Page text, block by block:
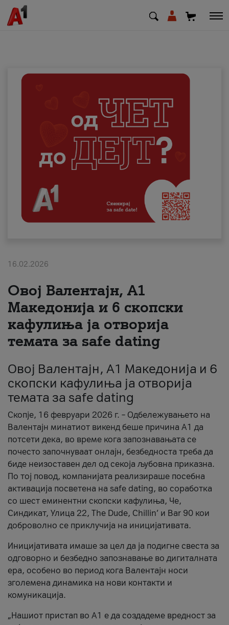
Деловни
Поддршка
Надополни кредит
Плати сметка
#ПодобарОнлајн
16.02.2026
Овој Валентајн, A1
Македонија и 6 скопски
кафулиња ја отворија
темата за safe dating
Овој Валентајн, A1 Македонија и 6
скопски кафулиња ја отворија
темата за safe dating
Скопје, 16 февруари 2026 г. – Одбележувањето на
Валентајн минатиот викенд беше причина А1 да
потсети дека, во време кога запознавањата се
почесто започнуваат онлајн, безбедноста треба да
биде неизоставен дел од секоја љубовна приказна.
По тој повод, компанијата реализираше посебна
активација посветена на safe dating, во соработка
со шест еминентни скопски кафулиња, Че,
Синдикат, Улица 22, The Dude, Chillin’ и Bar 90 кои
доброволно се приклучија на иницијативата.
Иницијативата имаше за цел да ја подигне свеста за
одговорно и безбедно запознавање во дигиталната
ера, особено во период кога Валентајн носи
зголемена динамика на нови контакти и
комуникација.
„Нашиот пристап во А1 е да создадеме вредност за